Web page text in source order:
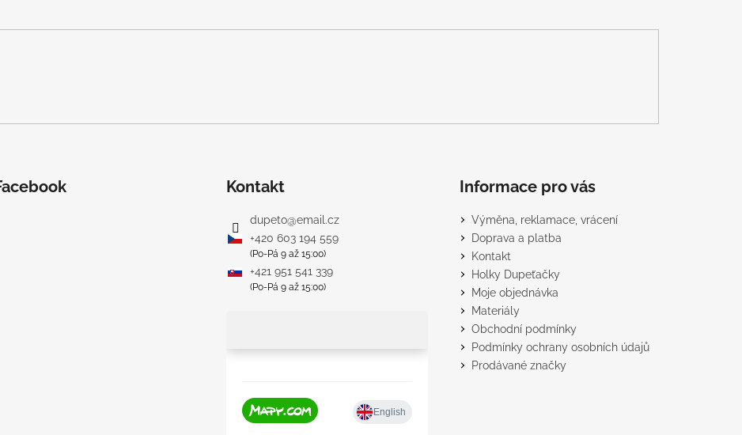
Kontakt
dupeto@email.cz
+420 603 194 559
(Po-Pá 9 až 15:00)
+421 951 541 339
(Po-Pá 9 až 15:00)
Informace pro vás
Výměna, reklamace, vrácení
Doprava a platba
Kontakt
Holky Dupeťačky
Moje objednávka
Materiály
Obchodní podmínky
Podmínky ochrany osobních údajů
Prodávané značky